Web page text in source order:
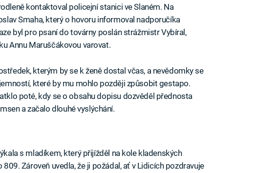
kontaktoval policejní stanici ve Slaném. Na
Smaha, který o hovoru informoval nadporučíka
byl pro psaní do továrny poslán strážmistr Vybíral,
Annu Maruščákovou varovat.
kterým by se k ženě dostal včas, a nevědomky se
které by mu mohlo později způsobit gestapo.
poté, kdy se o obsahu dopisu dozvěděl přednosta
a začalo dlouhé vyslýchání.
s mladíkem, který přijížděl na kole kladenských
Zároveň uvedla, že ji požádal, ať v Lidicích pozdravuje